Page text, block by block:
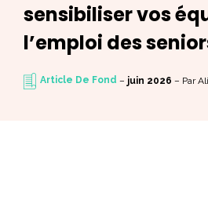
sensibiliser vos
l’emploi des
Article De Fond – juin 2026 – Par